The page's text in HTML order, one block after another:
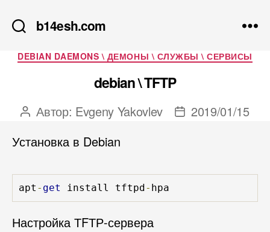
b14esh.com
Рубрики
DEBIAN DAEMONS \ ДЕМОНЫ \ СЛУЖБЫ \ СЕРВИСЫ
debian \ TFTP
Автор
Автор: Evgeny Yakovlev
Дата2019/01/15
Установка в Debian
apt - get install tftpd- hpa
Настройка ТFТР-сервера